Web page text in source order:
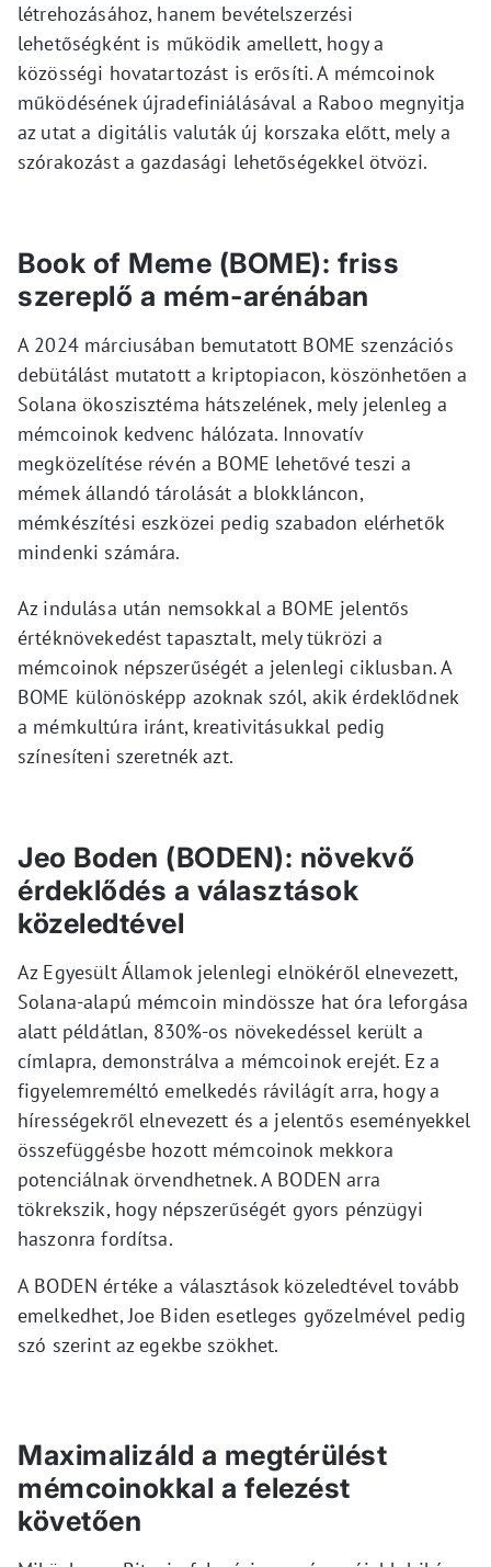
létrehozásához, hanem bevételszerzési
lehetőségként is működik amellett, hogy a
közösségi hovatartozást is erősíti. A mémcoinok
működésének újradefiniálásával a Raboo megnyitja
az utat a digitális valuták új korszaka előtt, mely a
szórakozást a gazdasági lehetőségekkel ötvözi.
Book of Meme (BOME): friss
szereplő a mém-arénában
A 2024 márciusában bemutatott BOME szenzációs
debütálást mutatott a kriptopiacon, köszönhetően a
Solana ökoszisztéma hátszelének, mely jelenleg a
mémcoinok kedvenc hálózata. Innovatív
megközelítése révén a BOME lehetővé teszi a
mémek állandó tárolását a blokkláncon,
mémkészítési eszközei pedig szabadon elérhetők
mindenki számára.
Az indulása után nemsokkal a BOME jelentős
értéknövekedést tapasztalt, mely tükrözi a
mémcoinok népszerűségét a jelenlegi ciklusban. A
BOME különösképp azoknak szól, akik érdeklődnek
a mémkultúra iránt, kreativitásukkal pedig
színesíteni szeretnék azt.
Jeo Boden (BODEN): növekvő
érdeklődés a választások
közeledtével
Az Egyesült Államok jelenlegi elnökéről elnevezett,
Solana-alapú mémcoin mindössze hat óra leforgása
alatt példátlan, 830%-os növekedéssel került a
címlapra, demonstrálva a mémcoinok erejét. Ez a
figyelemreméltó emelkedés rávilágít arra, hogy a
hírességekről elnevezett és a jelentős eseményekkel
összefüggésbe hozott mémcoinok mekkora
potenciálnak örvendhetnek. A BODEN arra
tökrekszik, hogy népszerűségét gyors pénzügyi
haszonra fordítsa.
A BODEN értéke a választások közeledtével tovább
emelkedhet, Joe Biden esetleges győzelmével pedig
szó szerint az egekbe szökhet.
Maximalizáld a megtérülést
mémcoinokkal a felezést
követően